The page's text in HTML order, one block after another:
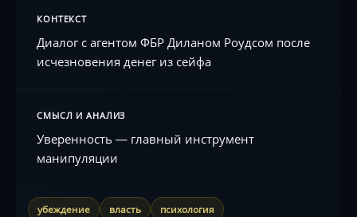
КОНТЕКСТ
Диалог с агентом ФБР Диланом Роудсом после
исчезновения денег из сейфа
СМЫСЛ И АНАЛИЗ
Уверенность — главный инструмент
манипуляции
убеждение власть психология